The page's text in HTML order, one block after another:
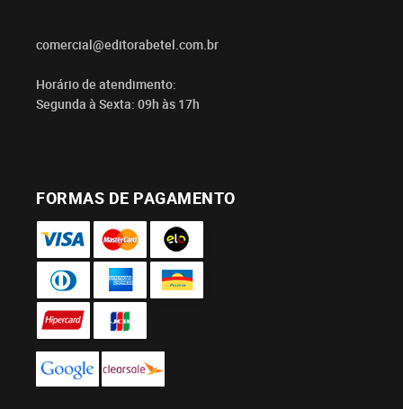
comercial@editorabetel.com.br
Horário de atendimento:
Segunda à Sexta: 09h às 17h
FORMAS DE PAGAMENTO